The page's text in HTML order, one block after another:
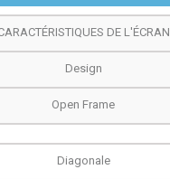
DE L'ÉCRAN
Design
Open Frame
Diagonale